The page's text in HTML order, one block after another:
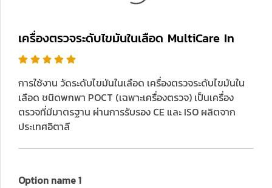
เครื่องตรวจระดับไขมันในเลือด MultiCare In
การใช้งาน วัดระดับไขมันในเลือด เครื่องตรวจระดับไขมันใน
เลือด ชนิดพกพา POCT (เฉพาะเครื่องตรวจ) เป็นเครื่อง
ตรวจที่มีมาตรฐาน ผ่านการรับรอง CE และ ISO ผลิตจาก
ประเทศอิตาลี
Option name 1